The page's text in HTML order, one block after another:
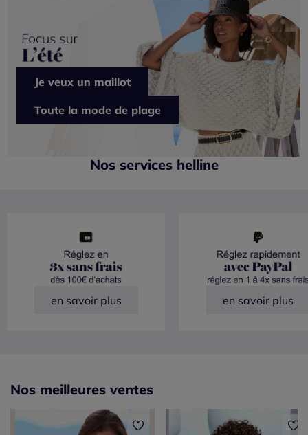
Je veux un maillot
Toute la mode de plage
Nos services helline
en savoir plus en savoir plus
Nos meilleures ventes